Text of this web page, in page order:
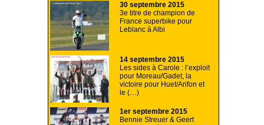
30 septembre 2015
3e titre de champion de
France superbike pour
Leblanc à Albi
14 septembre 2015
Les sides à Carole : l’exploit
pour Moreau/Gadet, la
victoire pour Huet/Arifon et
le (…)
1er septembre 2015
Bennie Streuer & Geert